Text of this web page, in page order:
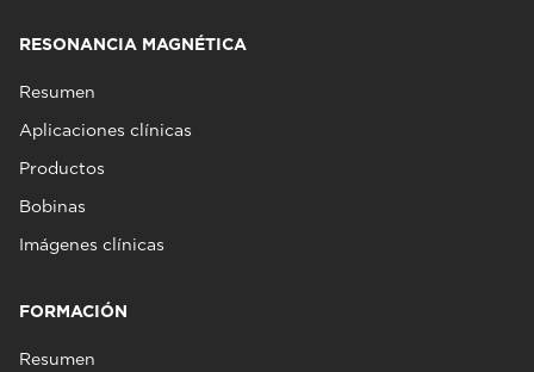
RESONANCIA MAGNÉTICA
Resumen
Aplicaciones clínicas
Productos
Bobinas
Imágenes clínicas
FORMACIÓN
Resumen